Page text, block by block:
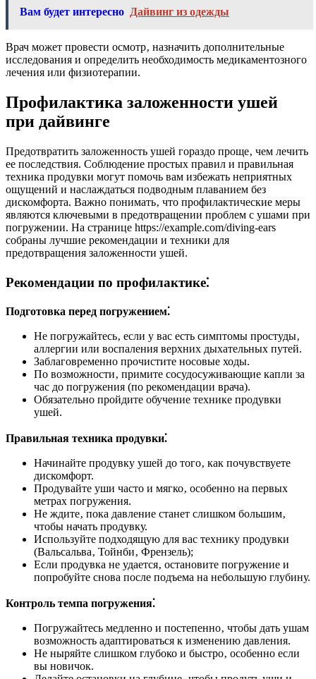
Вам будет интересно Дайвинг из одежды
Врач может провести осмотр‚ назначить дополнительные
исследования и определить необходимость медикаментозного
лечения или физиотерапии.
Профилактика заложенности ушей
при дайвинге
Предотвратить заложенность ушей гораздо проще‚ чем лечить
ее последствия. Соблюдение простых правил и правильная
техника продувки могут помочь вам избежать неприятных
ощущений и наслаждаться подводным плаванием без
дискомфорта. Важно понимать‚ что профилактические меры
являются ключевыми в предотвращении проблем с ушами при
погружении. На странице https://example.com/diving-ears
собраны лучшие рекомендации и техники для
предотвращения заложенности ушей.
Рекомендации по профилактике⁚
Подготовка перед погружением⁚
Не погружайтесь‚ если у вас есть симптомы простуды‚
аллергии или воспаления верхних дыхательных путей.
Заблаговременно прочистите носовые ходы.
По возможности‚ примите сосудосуживающие капли за
час до погружения (по рекомендации врача).
Обязательно пройдите обучение технике продувки
ушей.
Правильная техника продувки⁚
Начинайте продувку ушей до того‚ как почувствуете
дискомфорт.
Продувайте уши часто и мягко‚ особенно на первых
метрах погружения.
Не ждите‚ пока давление станет слишком большим‚
чтобы начать продувку.
Используйте подходящую для вас технику продувки
(Вальсальва‚ Тойнби‚ Френзель);
Если продувка не удается‚ остановите погружение и
попробуйте снова после подъема на небольшую глубину.
Контроль темпа погружения⁚
Погружайтесь медленно и постепенно‚ чтобы дать ушам
возможность адаптироваться к изменению давления.
Не ныряйте слишком глубоко и быстро‚ особенно если
вы новичок.